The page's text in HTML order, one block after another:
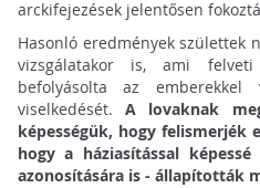
arckifejezések jelentősen
Hasonló eredmények születtek
vizsgálatakor is, ami
befolyásolta az
viselkedését.A lovaknak
képességük, hogy felismerjék
hogy a háziasítással
azonosítására is - állapították